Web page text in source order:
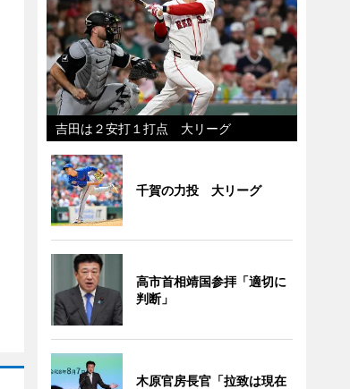
吉田は２安打１打点 大リーグ
千賀の力投 大リーグ
高市首相靖国参拝「適切に
判断」
木原官房長官「拉致は現在